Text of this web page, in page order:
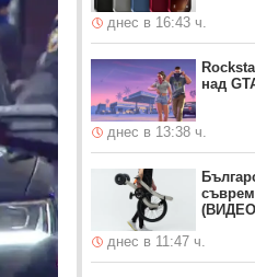
днес в 16:43 ч.
над
днес в 13:38 ч.
днес в 11:47 ч.